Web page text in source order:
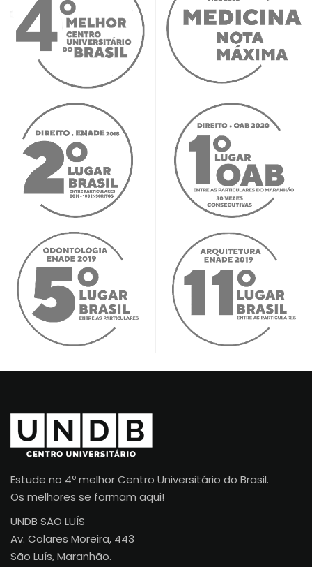
Estude no 4º melhor Centro Universitário do Brasil.
Os melhores se formam aqui!
UNDB SÃO LUÍS
Av. Colares Moreira, 443
São Luís, Maranhão.